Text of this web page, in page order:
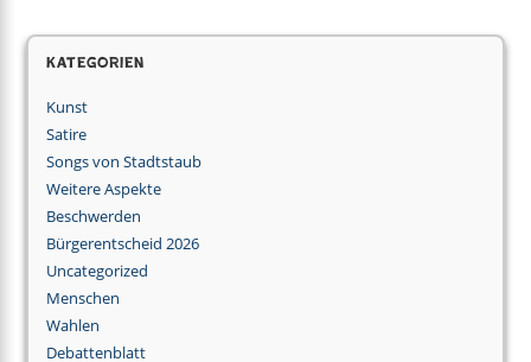
Kategorien
Kunst
Satire
Songs von Stadtstaub
Weitere Aspekte
Beschwerden
Bürgerentscheid 2026
Uncategorized
Menschen
Wahlen
Debattenblatt